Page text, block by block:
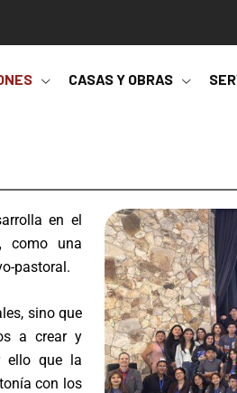
CASAS Y OBRAS
en el
como una
pastoral.
sino que
a crear y
ello que la
con los